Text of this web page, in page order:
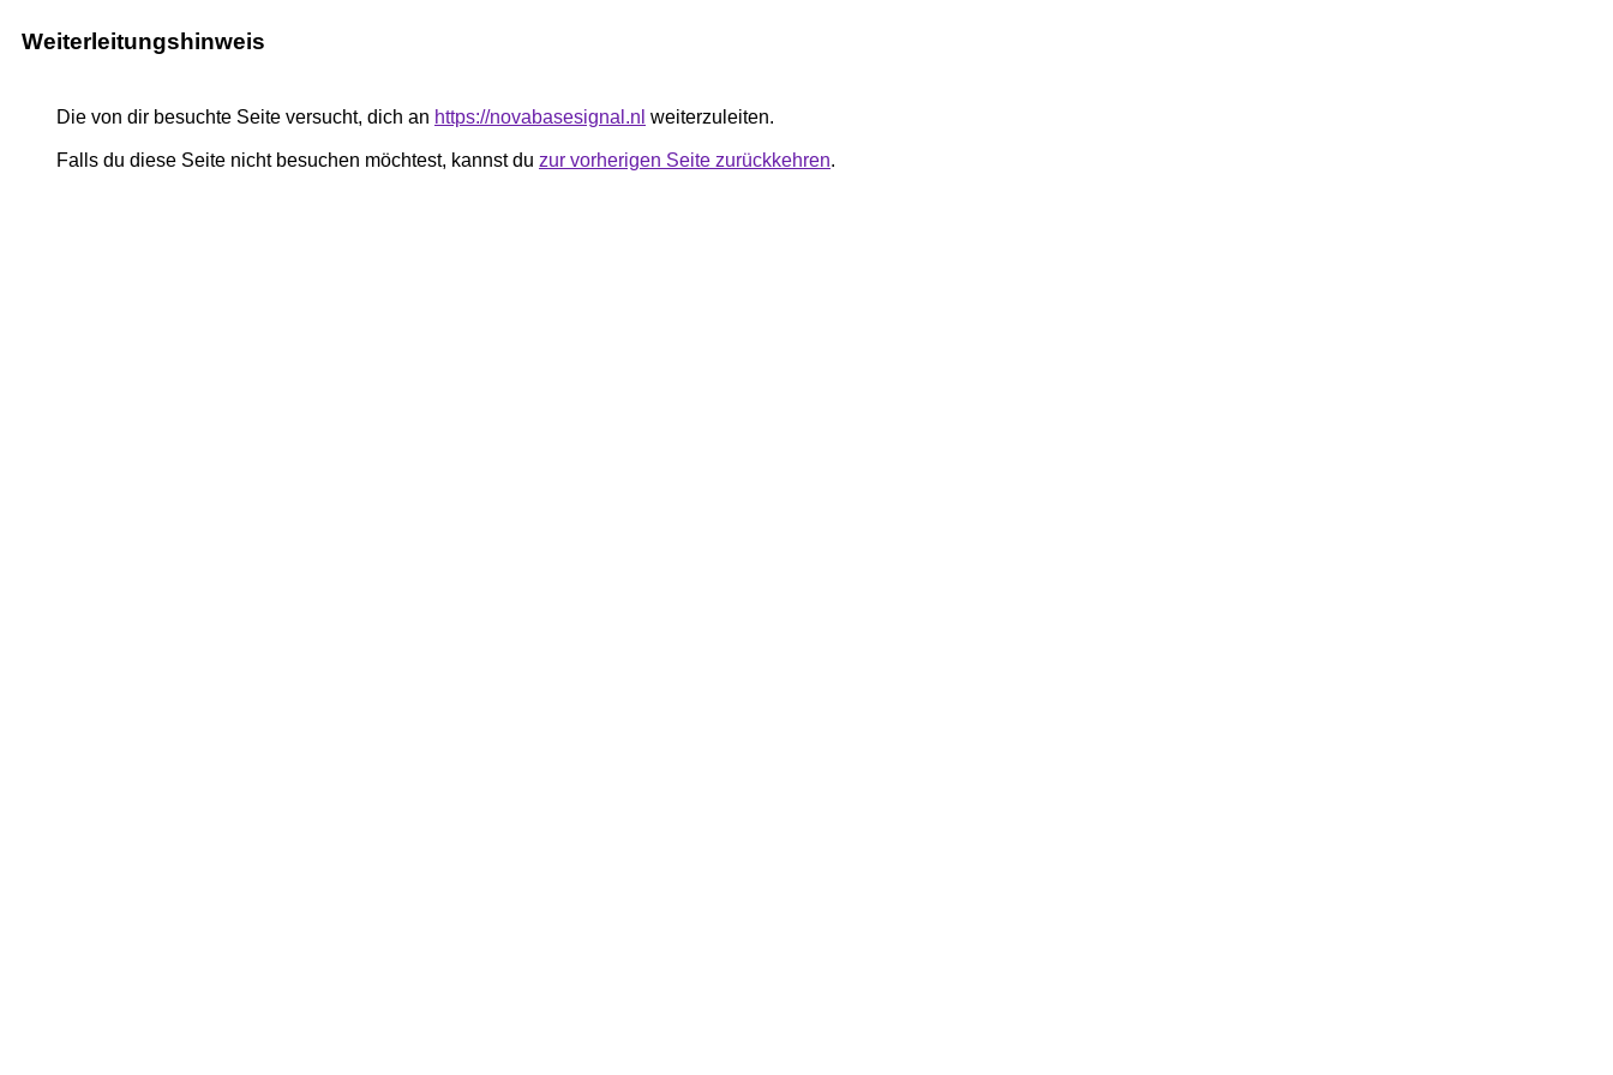
Weiterleitungshinweis
Die von dir besuchte Seite versucht, dich an https://novabasesignal.nl weiterzuleiten.
Falls du diese Seite nicht besuchen möchtest, kannst du zur vorherigen Seite zurückkehren.